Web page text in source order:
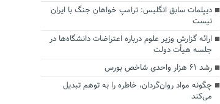
دیپلمات سابق انگلیس:‌ ترامپ خواهان جنگ با ایران
نیست
ارائه گزارش وزیر علوم درباره اعتراضات دانشگاه‌ها در
جلسه هیأت دولت
رشد ۶۱ هزار واحدی شاخص بورس
چگونه مواد روان‌گردان، خاطره را به توهم تبدیل
می‌کند